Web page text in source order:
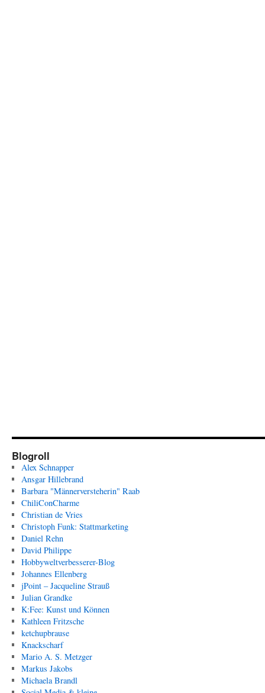
Blogroll
Alex Schnapper
Ansgar Hillebrand
Barbara "Männerversteherin" Raab
ChiliConCharme
Christian de Vries
Christoph Funk: Stattmarketing
Daniel Rehn
David Philippe
Hobbyweltverbesserer-Blog
Johannes Ellenberg
jPoint – Jacqueline Strauß
Julian Grandke
K:Fee: Kunst und Können
Kathleen Fritzsche
ketchupbrause
Knackscharf
Mario A. S. Metzger
Markus Jakobs
Michaela Brandl